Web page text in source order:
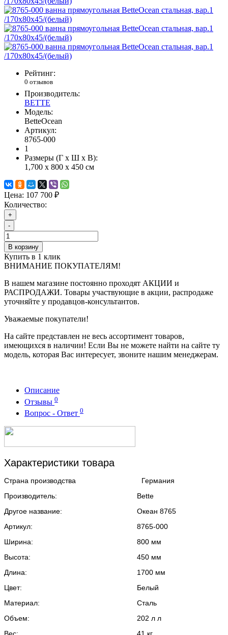
Рейтинг:
0 отзывов
Производитель:
BETTE
Модель:
BetteOcean
Артикул:
8765-000
1
Размеры (Г x Ш x В):
1,700 x 800 x 450 см
Цена: 107 700 ₽
Количество:
+
-
В корзину
Купить в 1 клик
ВНИМАНИЕ ПОКУПАТЕЛЯМ!
В нашем магазине постоянно проходят АКЦИИ и
РАСПРОДАЖИ. Товары участвующие в акции, распродаже
уточняйте у продавцов-консультантов.
Уважаемые покупатели!
На сайте представлен не весь ассортимент товаров,
имеющихся в наличии! Если Вы не можете найти на сайте ту
модель, которая Вас интересует, звоните нашим менеджерам.
Описание
Отзывы 0
Вопрос - Ответ 0
Характеристики товара
Страна производства
Германия
Производитель:
Bette
Другое название:
Океан 8765
Артикул:
8765-000
Ширина:
800 мм
Высота:
450 мм
Длина:
1700 мм
Цвет:
Белый
Материал:
Сталь
Объем:
202 л л